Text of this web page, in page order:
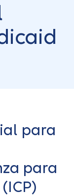
para
para